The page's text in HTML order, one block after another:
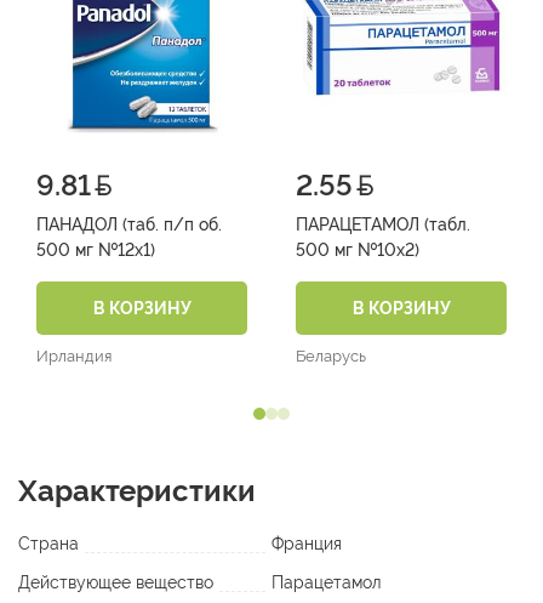
9.81
ПАНАДОЛ (таб. п/п об.
500 мг №12х1)
В КОРЗИНУ
Ирландия
2.55
ПАРАЦЕТАМОЛ (табл.
500 мг №10х2)
В КОРЗИНУ
Беларусь
Характеристики
Страна
Франция
Действующее вещество
Парацетамол